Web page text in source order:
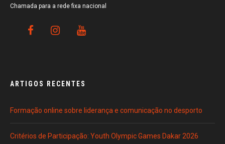
Chamada para a rede fixa nacional
ARTIGOS RECENTES
Formação online sobre liderança e comunicação no desporto
Critérios de Participação: Youth Olympic Games Dakar 2026